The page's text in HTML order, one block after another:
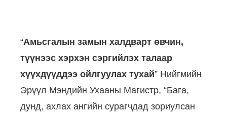
“Амьсгалын замын халдварт өвчин,
түүнээс хэрхэн сэргийлэх талаар
хүүхдүүддээ ойлгуулах тухай” Нийгмийн
Эрүүл Мэндийн Ухааны Магистр, “Бага,
дунд, ахлах ангийн сурагчдад зориулсан